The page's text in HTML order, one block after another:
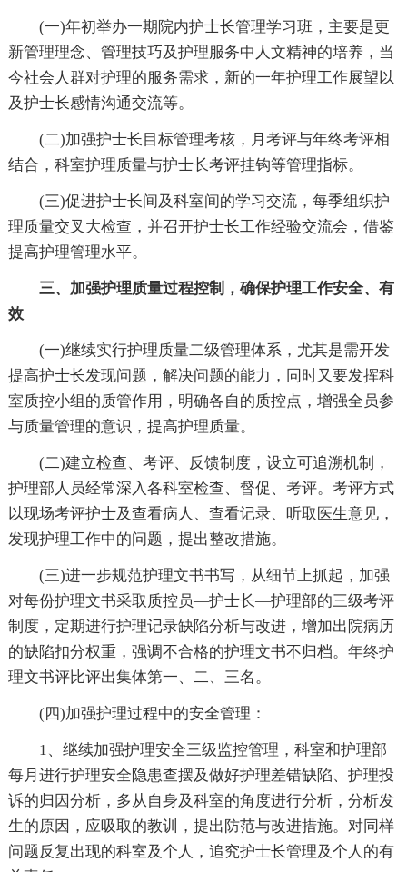
(一)年初举办一期院内护士长管理学习班，主要是更
新管理理念、管理技巧及护理服务中人文精神的培养，当
今社会人群对护理的服务需求，新的一年护理工作展望以
及护士长感情沟通交流等。
(二)加强护士长目标管理考核，月考评与年终考评相
结合，科室护理质量与护士长考评挂钩等管理指标。
(三)促进护士长间及科室间的学习交流，每季组织护
理质量交叉大检查，并召开护士长工作经验交流会，借鉴
提高护理管理水平。
三、加强护理质量过程控制，确保护理工作安全、有
效
(一)继续实行护理质量二级管理体系，尤其是需开发
提高护士长发现问题，解决问题的能力，同时又要发挥科
室质控小组的质管作用，明确各自的质控点，增强全员参
与质量管理的意识，提高护理质量。
(二)建立检查、考评、反馈制度，设立可追溯机制，
护理部人员经常深入各科室检查、督促、考评。考评方式
以现场考评护士及查看病人、查看记录、听取医生意见，
发现护理工作中的问题，提出整改措施。
(三)进一步规范护理文书书写，从细节上抓起，加强
对每份护理文书采取质控员—护士长—护理部的三级考评
制度，定期进行护理记录缺陷分析与改进，增加出院病历
的缺陷扣分权重，强调不合格的护理文书不归档。年终护
理文书评比评出集体第一、二、三名。
(四)加强护理过程中的安全管理：
1、继续加强护理安全三级监控管理，科室和护理部
每月进行护理安全隐患查摆及做好护理差错缺陷、护理投
诉的归因分析，多从自身及科室的角度进行分析，分析发
生的原因，应吸取的教训，提出防范与改进措施。对同样
问题反复出现的科室及个人，追究护士长管理及个人的有